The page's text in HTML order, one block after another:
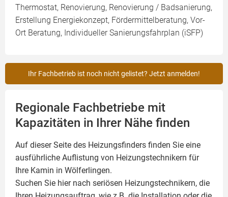
Thermostat, Renovierung, Renovierung / Badsanierung,
Erstellung Energiekonzept, Fördermittelberatung, Vor-
Ort Beratung, Individueller Sanierungsfahrplan (iSFP)
Ihr Fachbetrieb ist noch nicht gelistet? Jetzt anmelden!
Regionale Fachbetriebe mit
Kapazitäten in Ihrer Nähe finden
Auf dieser Seite des Heizungsfinders finden Sie eine
ausführliche Auflistung von Heizungstechnikern für
Ihre Kamin in Wölferlingen.
Suchen Sie hier nach seriösen Heizungstechnikern, die